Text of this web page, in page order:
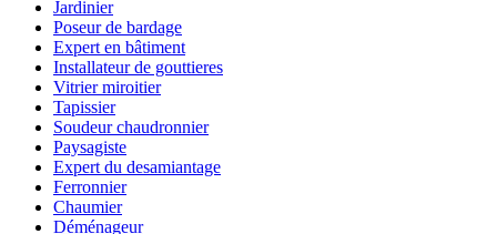
Jardinier
Poseur de bardage
Expert en bâtiment
Installateur de gouttieres
Vitrier miroitier
Tapissier
Soudeur chaudronnier
Paysagiste
Expert du desamiantage
Ferronnier
Chaumier
Déménageur